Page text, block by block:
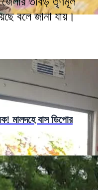
বলে জানা যায়।
মালদহে বাস ডিপোর